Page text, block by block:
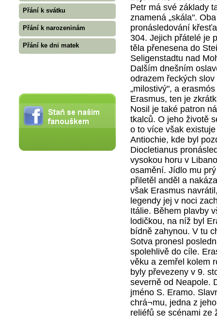
Přání k svátku
Přání k narozeninám
Přání ke dni matek
Petr má své základy
znamená „skála".
pronásledování
304. Jejich přátelé je
těla přenesena do
Seligenstadtu nad
Dalším dnešním
odrazem řeckých
„milostivý", a
Erasmus, ten je
Nosil je také patron
tkalců. O jeho životě
o to více však
Antiochie, kde byl
Diocletianus
vysokou horu v
osamění. Jídlo mu
přiletěl anděl a
však Erasmus
legendy jej v noci
Itálie. Během plavby
lodičkou, na níž byl
bídně zahynou. V tu
Sotva pronesl
spolehlivě do cíle.
věku a zemřel kolem
byly převezeny v 9.
severně od Neapole.
jméno S. Eramo.
chrá¬mu, jedna z
reliéfů se scénami ze